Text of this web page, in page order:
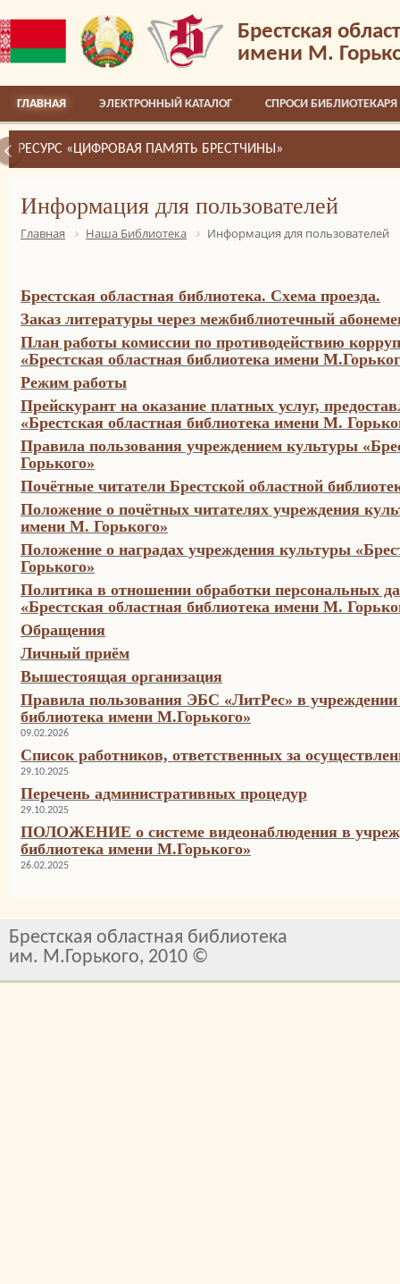
Брестская
имени М.
ГЛАВНАЯ ЭЛЕКТРОННЫЙ КАТАЛОГ СПРОСИ БИБЛИОТЕКАРЯ
РЕСУРС «ЦИФРОВАЯ ПАМЯТЬ БРЕСТЧИНЫ»
Информация для пользователей
Главная Наша Библиотека Информация для пользователей
Брестская областная библиотека. Схема проезда.
Заказ литературы через межбиблиотечный
План работы комиссии по противодействию
«Брестская областная библиотека имени
Режим работы
Прейскурант на оказание платных услуг,
«Брестская областная библиотека имени М.
Правила пользования учреждением культуры
Горького»
Почётные читатели Брестской областной
Положение о почётных читателях учреждения
имени М. Горького»
Положение о наградах учреждения культуры
Горького»
Политика в отношении обработки персональных
«Брестская областная библиотека имени М.
Обращения
Личный приём
Вышестоящая организация
Правила пользования ЭБС «ЛитРес» в учреждении
библиотека имени М.Горького»
09.02.2026
Список работников, ответственных за
29.10.2025
Перечень административных процедур
29.10.2025
ПОЛОЖЕНИЕ о системе видеонаблюдения в
библиотека имени М.Горького»
26.02.2025
Брестская областная библиотека
им. М.Горького, 2010 ©